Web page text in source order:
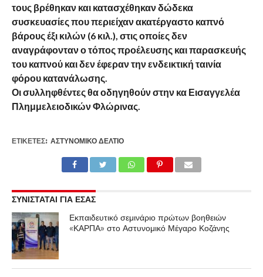
τους βρέθηκαν και κατασχέθηκαν δώδεκα
συσκευασίες που περιείχαν ακατέργαστο καπνό
βάρους έξι κιλών (6 κιλ.), στις οποίες δεν
αναγράφονταν ο τόπος προέλευσης και παρασκευής
του καπνού και δεν έφεραν την ενδεικτική ταινία
φόρου κατανάλωσης.
Οι συλληφθέντες θα οδηγηθούν στην κα Εισαγγελέα
Πλημμελειοδικών Φλώρινας.
ΕΤΙΚΕΤΕΣ: ΑΣΤΥΝΟΜΙΚΌ ΔΕΛΤΊΟ
ΣΥΝΙΣΤΑΤΑΙ ΓΙΑ ΕΣΑΣ
Εκπαιδευτικό σεμινάριο πρώτων βοηθειών
«ΚΑΡΠΑ» στο Αστυνομικό Μέγαρο Κοζάνης